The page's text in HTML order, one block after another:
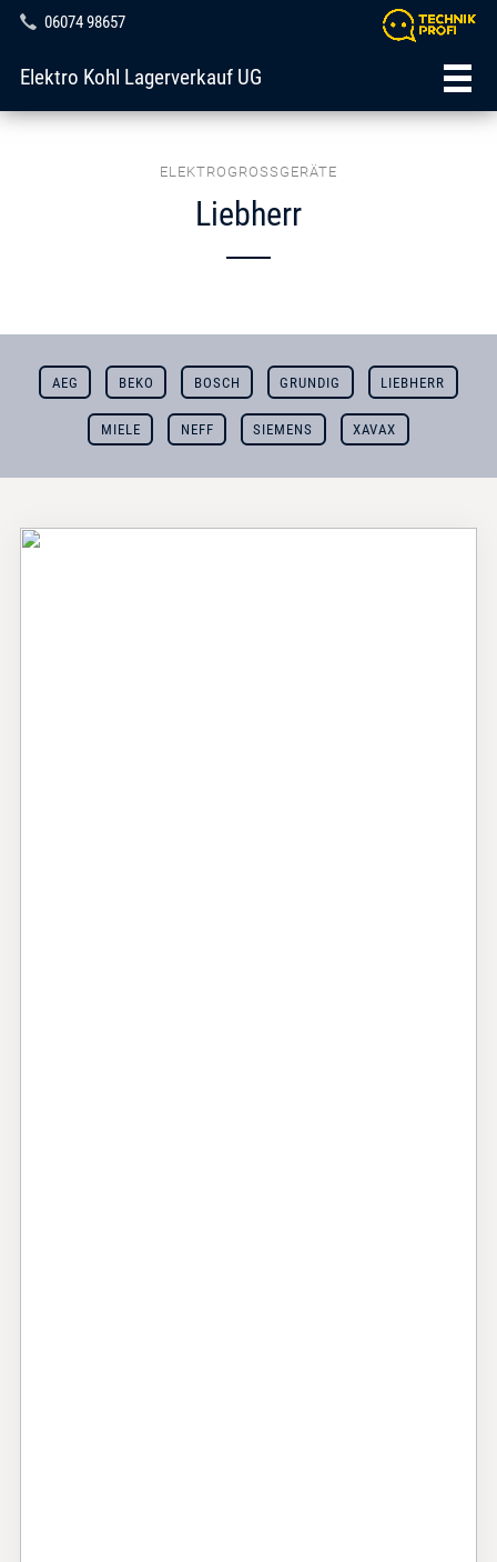
06074 98657
Elektro Kohl Lagerverkauf UG
ELEKTROGROSSGERÄTE
Liebherr
AEG BEKO BOSCH GRUNDIG LIEBHERR
MIELE NEFF SIEMENS XAVAX